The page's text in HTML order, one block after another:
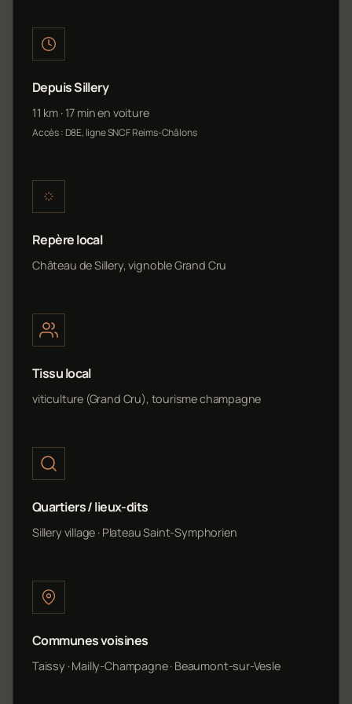
Depuis Sillery
11 km · 17 min en voiture
Accès : D8E, ligne SNCF Reims-Châlons
Repère local
Château de Sillery, vignoble Grand Cru
Tissu local
viticulture (Grand Cru), tourisme champagne
Quartiers / lieux-dits
Sillery village · Plateau Saint-Symphorien
Communes voisines
Taissy · Mailly-Champagne · Beaumont-sur-Vesle